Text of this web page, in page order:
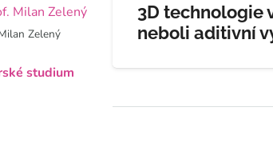
Zelený
studium
3D technologie
neboli aditivní